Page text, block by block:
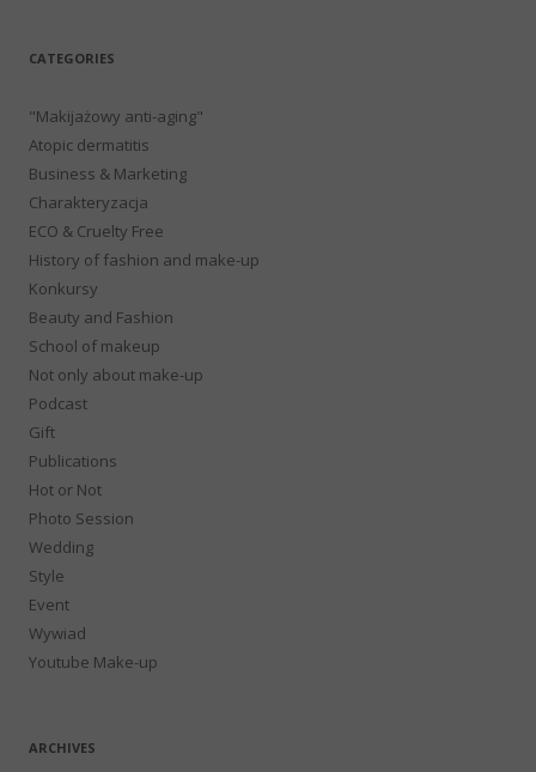
CATEGORIES
"Makijażowy anti-aging"
Atopic dermatitis
Business & Marketing
Charakteryzacja
ECO & Cruelty Free
History of fashion and make-up
Konkursy
Beauty and Fashion
School of makeup
Not only about make-up
Podcast
Gift
Publications
Hot or Not
Photo Session
Wedding
Style
Event
Wywiad
Youtube Make-up
ARCHIVES